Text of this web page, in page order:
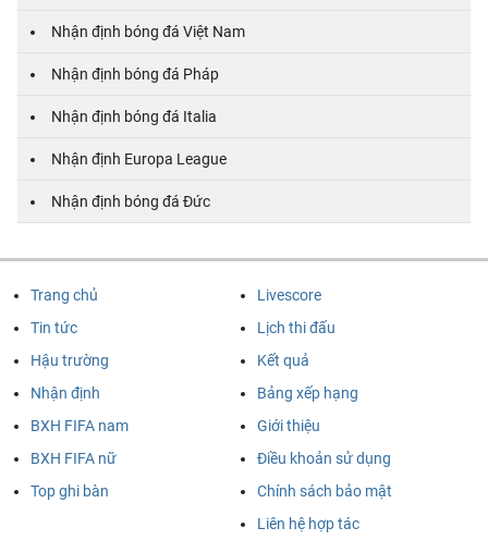
Nhận định bóng đá Việt Nam
Nhận định bóng đá Pháp
Nhận định bóng đá Italia
Nhận định Europa League
Nhận định bóng đá Đức
Trang chủ
Tin tức
Hậu trường
Nhận định
Livescore
Lịch thi đấu
Kết quả
Bảng xếp hạng
BXH FIFA nam
BXH FIFA nữ
Top ghi bàn
Giới thiệu
Điều khoản sử dụng
Chính sách bảo mật
Liên hệ hợp tác